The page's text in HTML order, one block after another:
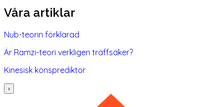
Våra artiklar
Nub-teorin förklarad
Är Ramzi-teori verkligen träffsäker?
Kinesisk könsprediktor
›